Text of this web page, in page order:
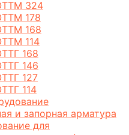
324
178
168
114
168
146
127
114
и запорная арматура
для